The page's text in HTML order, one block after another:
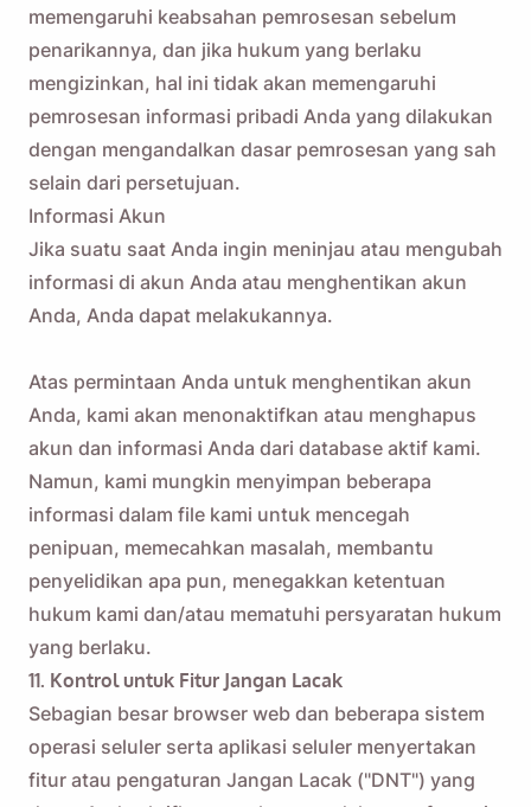
memengaruhi keabsahan pemrosesan sebelum
penarikannya, dan jika hukum yang berlaku
mengizinkan, hal ini tidak akan memengaruhi
pemrosesan informasi pribadi Anda yang dilakukan
dengan mengandalkan dasar pemrosesan yang sah
selain dari persetujuan.
Informasi Akun
Jika suatu saat Anda ingin meninjau atau mengubah
informasi di akun Anda atau menghentikan akun
Anda, Anda dapat melakukannya.
Atas permintaan Anda untuk menghentikan akun
Anda, kami akan menonaktifkan atau menghapus
akun dan informasi Anda dari database aktif kami.
Namun, kami mungkin menyimpan beberapa
informasi dalam file kami untuk mencegah
penipuan, memecahkan masalah, membantu
penyelidikan apa pun, menegakkan ketentuan
hukum kami dan/atau mematuhi persyaratan hukum
yang berlaku.
11. Kontrol untuk Fitur Jangan Lacak
Sebagian besar browser web dan beberapa sistem
operasi seluler serta aplikasi seluler menyertakan
fitur atau pengaturan Jangan Lacak ("DNT") yang